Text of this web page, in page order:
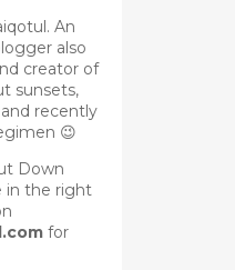
An
also
creator of
sunsets,
recently
😉
Down
in the right
for